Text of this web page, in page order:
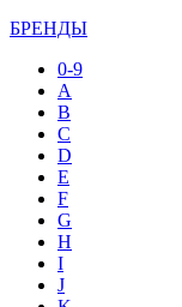
БРЕНДЫ
0-9
A
B
C
D
E
F
G
H
I
J